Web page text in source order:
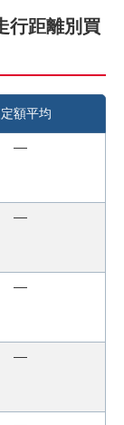
行距離別買
額平均
―
―
―
―